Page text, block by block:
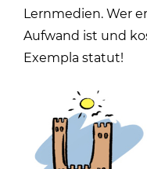
Lernmedien. Wer
Aufwand ist und
Exempla statut!